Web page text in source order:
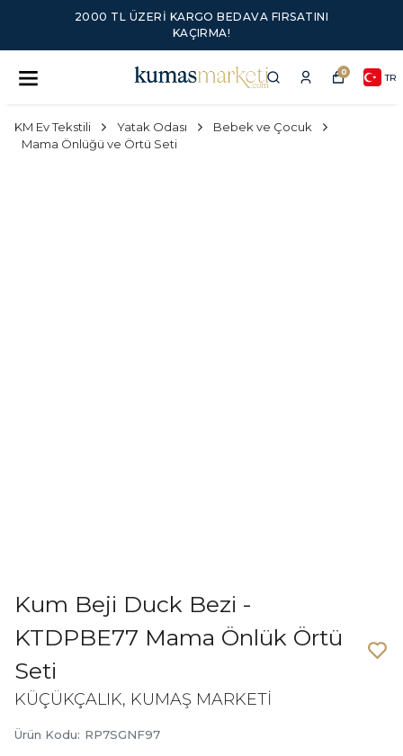
2000 TL ÜZERI KARGO BEDAVA FIRSATINI
KAÇIRMA!
0 TR
KM Ev Tekstili Yatak Odası
Bebek ve Çocuk
Mama Önlüğü ve Örtü Seti
Kum Beji Duck Bezi -
KTDPBE77 Mama Önlük Örtü
Seti
KÜÇÜKÇALIK, KUMAŞ MARKETİ
Ürün Kodu: RP7SGNF97